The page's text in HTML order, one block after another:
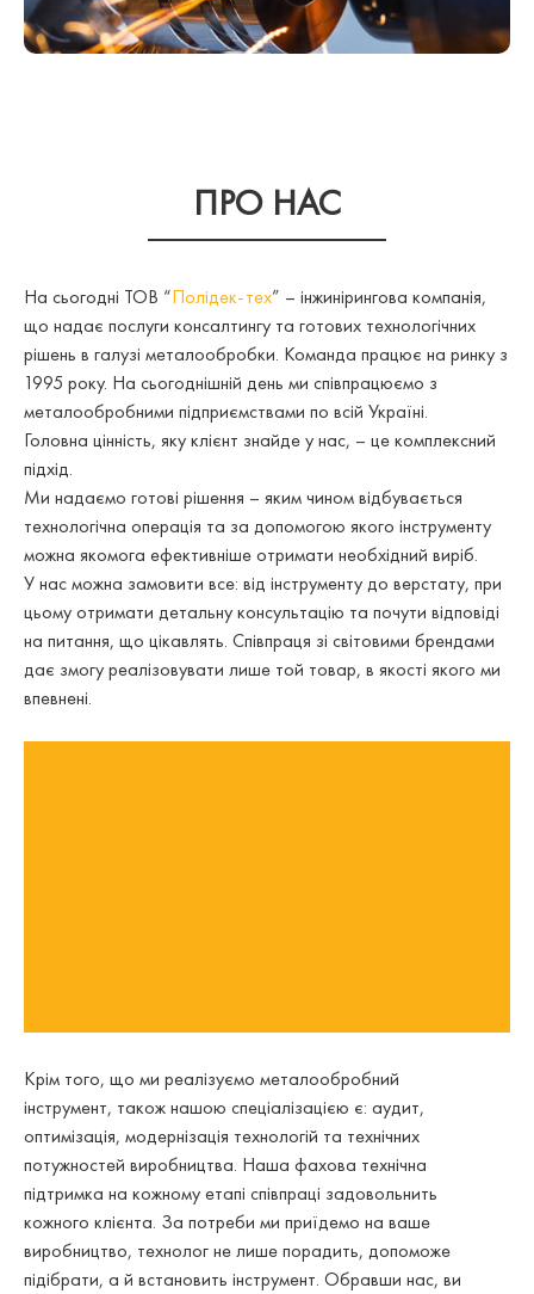
ПРО НАС
На сьогодні ТОВ “Полідек-тех” – інжинірингова компанія,
що надає послуги консалтингу та готових технологічних
рішень в галузі металообробки. Команда працює на ринку з
1995 року. На сьогоднішній день ми співпрацюємо з
металообробними підприємствами по всій Україні.
Головна цінність, яку клієнт знайде у нас, – це комплексний
підхід.
Ми надаємо готові рішення – яким чином відбувається
технологічна операція та за допомогою якого інструменту
можна якомога ефективніше отримати необхідний виріб.
У нас можна замовити все: від інструменту до верстату, при
цьому отримати детальну консультацію та почути відповіді
на питання, що цікавлять. Співпраця зі світовими брендами
дає змогу реалізовувати лише той товар, в якості якого ми
впевнені.
Крім того, що ми реалізуємо металообробний
інструмент, також нашою спеціалізацією є: аудит,
оптимізація, модернізація технологій та технічних
потужностей виробництва. Наша фахова технічна
підтримка на кожному етапі співпраці задовольнить
кожного клієнта. За потреби ми приїдемо на ваше
виробництво, технолог не лише порадить, допоможе
підібрати, а й встановить інструмент. Обравши нас, ви